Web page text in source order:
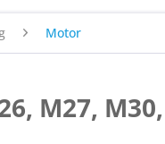
Motor
M27,